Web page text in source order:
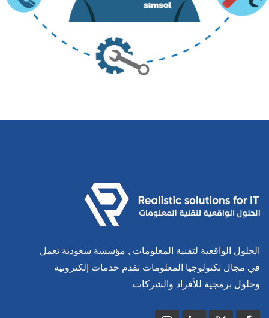
الحلول الواقعية لتقنية المعلومات , مؤسسة سعودية تعمل
في مجال تكنولوجيا المعلومات تقدم خدمات إلكترونية
وحلول برمجية للأفراد والشركات